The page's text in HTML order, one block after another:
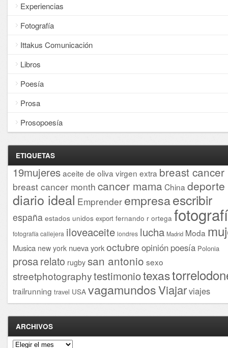
Experiencias
Fotografía
Ittakus Comunicación
Libros
Poesía
Prosa
Prosopoesía
ETIQUETAS
19mujeresaceite de oliva virgen extra breast cancer
breast cancer month cancer mama China deporte
diario ideal Emprender empresaescribir
españa estados unidos export fernando r ortega
fotografía callejera iloveaceite londres lucha Madrid Moda
Musica new york nueva yorkoctubre opinión poesía Polonia
prosarelato rugby san antonio sexo
streetphotographytestimoniotexas
trailrunning travel USA vagamundosViajarviajes
ARCHIVOS
Archivos